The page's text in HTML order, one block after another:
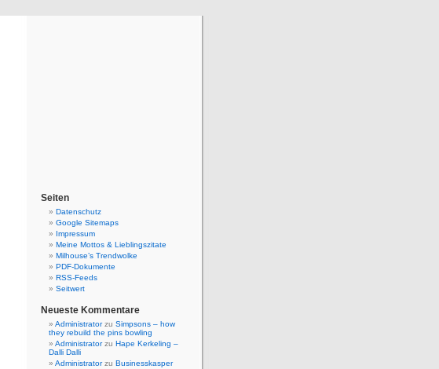
Seiten
Datenschutz
Google Sitemaps
Impressum
Meine Mottos & Lieblingszitate
Milhouse’s Trendwolke
PDF-Dokumente
RSS-Feeds
Seitwert
Neueste Kommentare
Administratorzu Simpsons – how
they rebuild the pins bowling
Administratorzu Hape Kerkeling –
Dalli Dalli
Administratorzu Businesskasper